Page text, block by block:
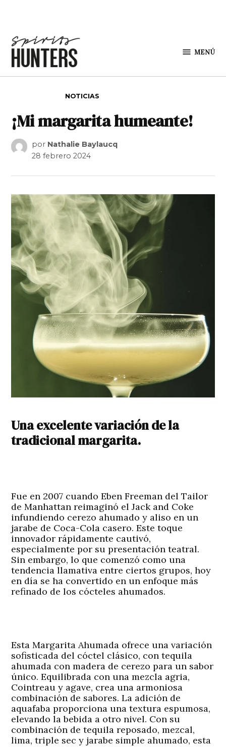
MENÚ
NOTICIAS
¡Mi margarita humeante!
por Nathalie Baylaucq
28 febrero 2024
Una excelente variación de la
tradicional margarita.
Fue en 2007 cuando Eben Freeman del Tailor
de Manhattan reimaginó el Jack and Coke
infundiendo cerezo ahumado y aliso en un
jarabe de Coca-Cola casero. Este toque
innovador rápidamente cautivó,
especialmente por su presentación teatral.
Sin embargo, lo que comenzó como una
tendencia llamativa entre ciertos grupos, hoy
en día se ha convertido en un enfoque más
refinado de los cócteles ahumados.
Esta Margarita Ahumada ofrece una variación
sofisticada del cóctel clásico, con tequila
ahumada con madera de cerezo para un sabor
único. Equilibrada con una mezcla agria,
Cointreau y agave, crea una armoniosa
combinación de sabores. La adición de
aquafaba proporciona una textura espumosa,
elevando la bebida a otro nivel. Con su
combinación de tequila reposado, mezcal,
lima, triple sec y jarabe simple ahumado, esta